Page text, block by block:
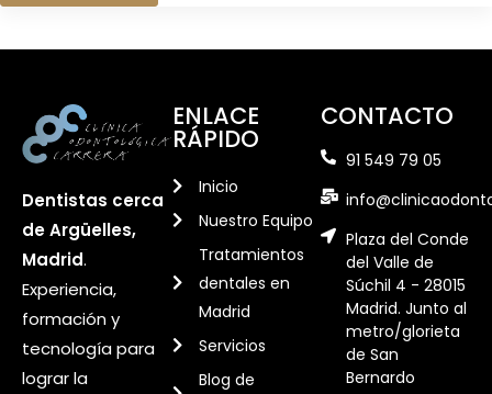
Dentistas cerca
de Argüelles,
Madrid.
Experiencia,
formación y
tecnología para
lograr la
ENLACE
RÁPIDO
Inicio
Nuestro Equipo
Tratamientos
dentales en
Madrid
Servicios
Blog de
CONTACTO
91 549 79 05
Plaza del Conde
del Valle de
Súchil 4 - 28015
Madrid. Junto al
metro/glorieta
de San
Bernardo